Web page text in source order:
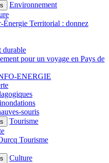
Environnement
Territorial : donnez
durable
pour un voyage en Pays de
ENERGIE
souris
Tourisme
Tourisme
Culture